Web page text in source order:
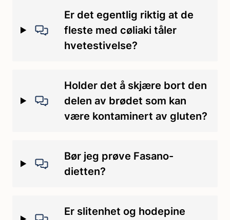
Er det egentlig riktig at de
fleste med cøliaki tåler
hvetestivelse?
Holder det å skjære bort den
delen av brødet som kan
være kontaminert av gluten?
Bør jeg prøve Fasano-
dietten?
Er slitenhet og hodepine